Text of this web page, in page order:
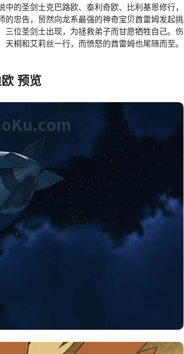
的圣剑士克巴路欧、泰利奇欧、比利基恩修行，
忠告，贸然向龙系最强的神奇宝贝酋雷姆发起挑
位圣剑士出现，为拯救弟子而甘愿牺牲自己。伤
桐和艾莉丝一行，而愤怒的酋雷姆也尾随而至。
预览